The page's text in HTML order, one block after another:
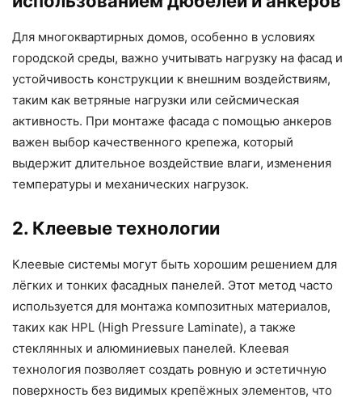
Для многоквартирных домов, особенно в условиях
городской среды, важно учитывать нагрузку на фасад и
устойчивость конструкции к внешним воздействиям,
таким как ветряные нагрузки или сейсмическая
активность. При монтаже фасада с помощью анкеров
важен выбор качественного крепежа, который
выдержит длительное воздействие влаги, изменения
температуры и механических нагрузок.
2. Клеевые технологии
Клеевые системы могут быть хорошим решением для
лёгких и тонких фасадных панелей. Этот метод часто
используется для монтажа композитных материалов,
таких как HPL (High Pressure Laminate), а также
стеклянных и алюминиевых панелей. Клеевая
технология позволяет создать ровную и эстетичную
поверхность без видимых крепёжных элементов, что